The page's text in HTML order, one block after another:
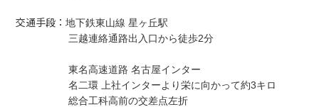
交通手段：地下鉄東山線 星ヶ丘駅
三越連絡通路出入口から徒歩2分
東名高速道路 名古屋インター
名二環 上社インターより栄に向かって約3キロ
総合工科高前の交差点左折